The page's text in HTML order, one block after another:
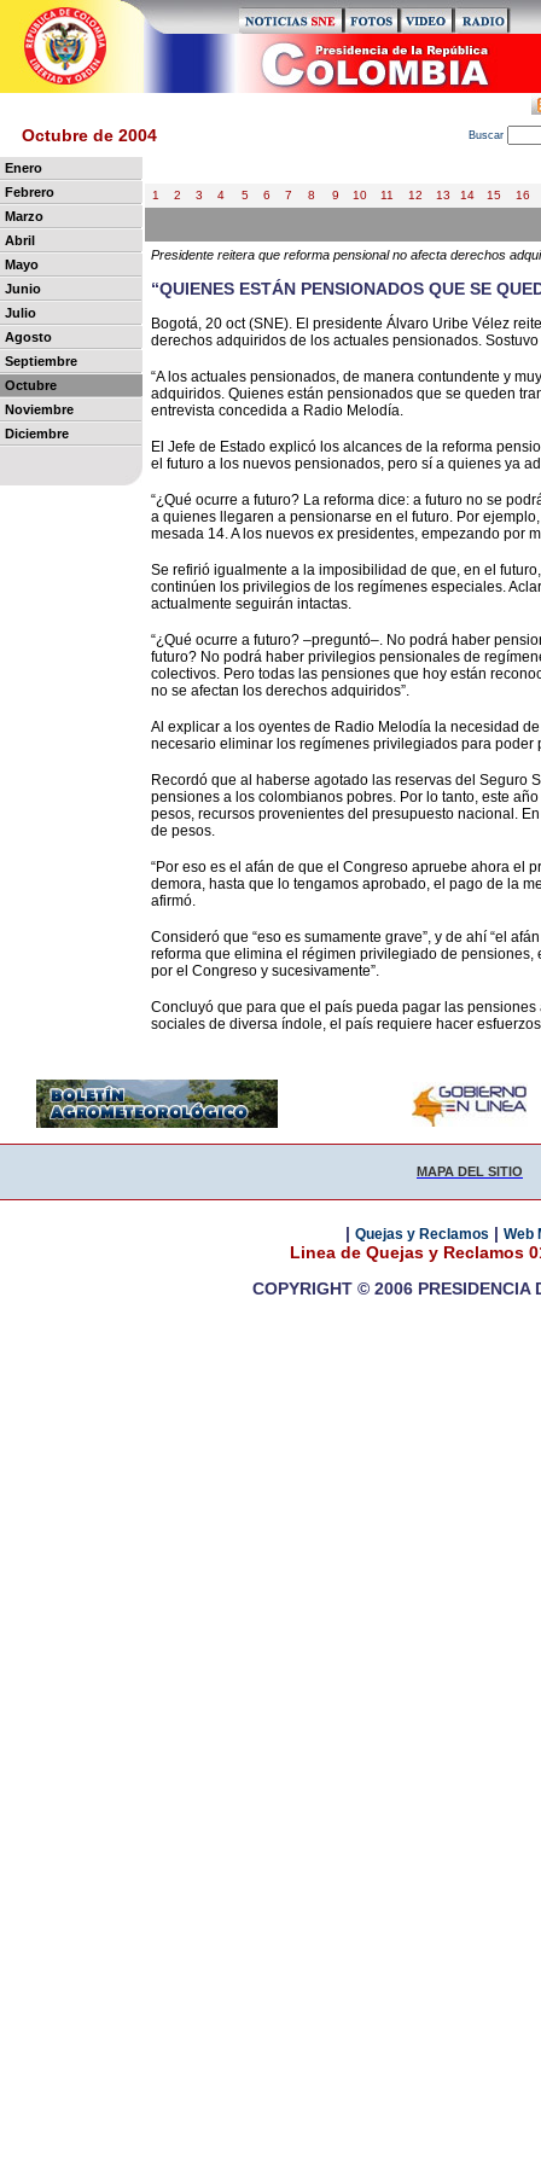
Octubre de 2004 Buscar
Enero
Febrero
Marzo
Abril
Mayo
Junio
Julio
Agosto
Septiembre
Octubre
Noviembre
Diciembre
1 2 3 4 5 6 7 8 9 10 11 12 13 14 15 16
Presidente reitera que reforma pensional no afecta derechos
“QUIENES ESTÁN PENSIONADOS QUE SE
Bogotá, 20 oct (SNE). El presidente Álvaro Uribe Vélez
derechos adquiridos de los actuales pensionados.
“A los actuales pensionados, de manera contundente y
adquiridos. Quienes están pensionados que se queden
entrevista concedida a Radio Melodía.
El Jefe de Estado explicó los alcances de la reforma
el futuro a los nuevos pensionados, pero sí a quienes ya
“¿Qué ocurre a futuro? La reforma dice: a futuro no se
a quienes llegaren a pensionarse en el futuro. Por
mesada 14. A los nuevos ex presidentes, empezando por
Se refirió igualmente a la imposibilidad de que, en el
continúen los privilegios de los regímenes especiales.
actualmente seguirán intactas.
“¿Qué ocurre a futuro? –preguntó–. No podrá haber
futuro? No podrá haber privilegios pensionales de
colectivos. Pero todas las pensiones que hoy están
no se afectan los derechos adquiridos”.
Al explicar a los oyentes de Radio Melodía la necesidad
necesario eliminar los regímenes privilegiados para
Recordó que al haberse agotado las reservas del Seguro
pensiones a los colombianos pobres. Por lo tanto, este
pesos, recursos provenientes del presupuesto nacional.
de pesos.
“Por eso es el afán de que el Congreso apruebe ahora el
demora, hasta que lo tengamos aprobado, el pago de la
afirmó.
Consideró que “eso es sumamente grave”, y de ahí “el
reforma que elimina el régimen privilegiado de
por el Congreso y sucesivamente”.
Concluyó que para que el país pueda pagar las
sociales de diversa índole, el país requiere hacer
MAPA DEL SITIO
| Quejas y Reclamos | Web
Linea de Quejas y Reclamos
COPYRIGHT © 2006 PRESIDENCIA